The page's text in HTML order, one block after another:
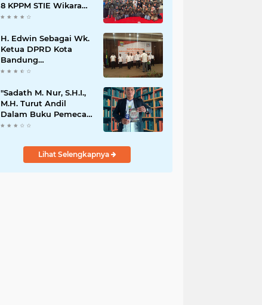
8 KPPM STIE Wikara
Bersama Kepala Desa
Kecamatan Bojong
H. Edwin Sebagai Wk.
Ketua DPRD Kota
Bandung
Mengapresiasi Dan
Kepada
Kepemimpinan Merdi
Hajiji Sebagai ketua
DPD Lpm Kota
2021-2026
"Sadath M. Nur, S.H.I.,
M.H. Turut Andil
Dalam Buku Pemecah
Rekor MURI Puisi
Lihat Selengkapnya